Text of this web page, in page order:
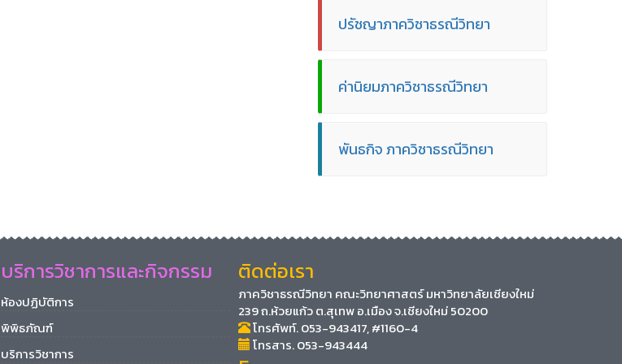
ปรัชญาภาควิชาธรณีวิทยา
ค่านิยมภาควิชาธรณีวิทยา
พันธกิจ ภาควิชาธรณีวิทยา
บริการวิชาการและกิจกรรม
ห้องปฏิบัติการ
พิพิธภัณฑ์
บริการวิชาการ
ติดต่อเรา
ภาควิชาธรณีวิทยา คณะวิทยาศาสตร์ มหาวิทยาลัยเชียงใหม่
239 ถ.ห้วยแก้ว ต.สุเทพ อ.เมือง จ.เชียงใหม่ 50200
โทรศัพท์. 053-943417, #1160-4
โทรสาร. 053-943444